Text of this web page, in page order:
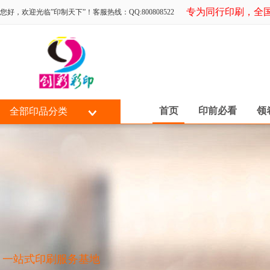
您好，欢迎光临”印制天下”！客服热线：QQ:800808522专为同行印刷，全国
全部印品分类 首页 印前必看 领
一站式印刷服务基地